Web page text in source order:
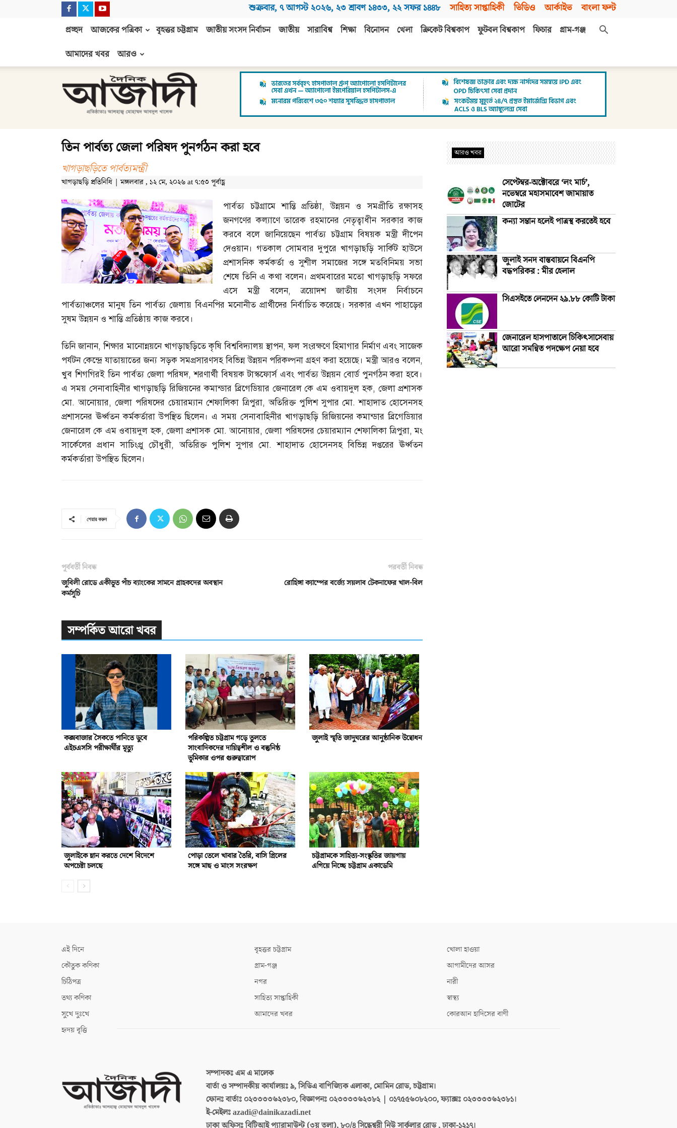
শুক্রবার, ৭ আগস্ট ২০২৬, ২৩ শ্রাবণ ১৪৩৩, ২২ সফর ১৪৪৮ সাহিত্য সাপ্তাহিকী ভিডিও আর্কাইভ বাংলা ফন্ট
প্রচ্ছদ আজকের পত্রিকা বৃহত্তর চট্টগ্রাম জাতীয় সংসদ নির্বাচন জাতীয় সারাবিশ্ব শিক্ষা বিনোদন খেলা ক্রিকেট বিশ্বকাপ ফুটবল বিশ্বকাপ ফিচার
গ্রাম-গঞ্জ
আমাদের খবর
আরও
আজাদী
তিন পার্বত্য জেলা পরিষদ পুনর্গঠন করা হবে
খাগড়াছড়িতে পার্বত্যমন্ত্রী
খাগড়াছড়ি প্রতিনিধি | মঙ্গলবার , ১২ মে, ২০২৬ at ৭:৫৩ পূর্বাহ্ণ
পার্বত্য চট্টগ্রামে শান্তি প্রতিষ্ঠা,উন্নয়ন ও সমপ্রীতি রক্ষাসহ
জনগণের কল্যাণে তারেক রহমানের নেতৃত্বাধীন সরকার কাজ
করবে বলে জানিয়েছেন পার্বত্য চট্টগ্রাম বিষয়ক মন্ত্রী দীপেন
দেওয়ান। গতকাল সোমবার দুপুরে খাগড়াছড়ি সার্কিট হাউসে
প্রশাসনিক কর্মকর্তা ও সুশীল সমাজের সঙ্গে মতবিনিময় সভা
শেষে তিনি এ কথা বলেন। প্রথমবারের মতো খাগড়াছড়ি সফরে
এসে মন্ত্রী বলেন,ত্রয়োদশ জাতীয় সংসদ নির্বাচনে
পার্বত্যাঞ্চলের মানুষ তিন পার্বত্য জেলায় বিএনপির মনোনীত প্রার্থীদের নির্বাচিত করেছে। সরকার এখন পাহাড়ের
সুষম উন্নয়ন ও শান্তি প্রতিষ্ঠায় কাজ করবে।
তিনি জানান,শিক্ষার মানোন্নয়নে খাগড়াছড়িতে কৃষি বিশ্ববিদ্যালয় স্থাপন,ফল সংরক্ষণে হিমাগার নির্মাণ এবং সাজেক
পর্যটন কেন্দ্রে যাতায়াতের জন্য সড়ক সমপ্রসারণসহ বিভিন্ন উন্নয়ন পরিকল্পনা গ্রহণ করা হয়েছে। মন্ত্রী আরও বলেন,
খুব শিগগিরই তিন পার্বত্য জেলা পরিষদ,শরণার্থী বিষয়ক টাস্কফোর্স এবং পার্বত্য উন্নয়ন বোর্ড পুনর্গঠন করা হবে।
এ সময় সেনাবাহিনীর খাগড়াছড়ি রিজিয়নের কমান্ডার ব্রিগেডিয়ার জেনারেল কে এম ওবায়দুল হক, জেলা প্রশাসক
মো.আনোয়ার, জেলা পরিষদের চেয়ারম্যান শেফালিকা ত্রিপুরা,অতিরিক্ত পুলিশ সুপার মো.শাহাদাত হোসেনসহ
প্রশাসনের ঊর্ধ্বতন কর্মকর্তারা উপস্থিত ছিলেন। এ সময় সেনাবাহিনীর খাগড়াছড়ি রিজিয়নের কমান্ডার ব্রিগেডিয়ার
জেনারেল কে এম ওবায়দুল হক, জেলা প্রশাসক মো.আনোয়ার,জেলা পরিষদের চেয়ারম্যান শেফালিকা ত্রিপুরা,মং
সার্কেলের প্রধান সাচিংপ্রু চৌধুরী,অতিরিক্ত পুলিশ সুপার মো.শাহাদাত হোসেনসহ বিভিন্ন দপ্তরের ঊর্ধ্বতন
কর্মকর্তারা উপস্থিত ছিলেন।
শেয়ার করুন
পূর্ববর্তী নিবন্ধ
জুবিলী রোডে একীভূত পাঁচ ব্যাংকের সামনে গ্রাহকদের অবস্থান
কর্মসূচি
পরবর্তী নিবন্ধ
রোহিঙ্গা ক্যাম্পের বর্জ্যে সয়লাব টেকনাফের খাল-বিল
সম্পর্কিত আরো খবর
কক্সবাজার সৈকতে পানিতে ডুবে
এইচএসসি পরীক্ষার্থীর মৃত্যু
পরিকল্পিত চট্টগ্রাম গড়ে তুলতে
সাংবাদিকদের দায়িত্বশীল ও বস্তুনিষ্ঠ
ভূমিকার ওপর গুরুত্বারোপ
জুলাই স্মৃতি জাদুঘরের আনুষ্ঠানিক উদ্বোধন
জুলাইকে ম্লান করতে দেশে বিদেশে
অপচেষ্টা চলছে
পোড়া তেলে খাবার তৈরি, বাসি গ্রিলের
সঙ্গে মাছ ও মাংস সংরক্ষণ
চট্টগ্রামকে সাহিত্য-সংস্কৃতির জায়গায়
এগিয়ে নিচ্ছে চট্টগ্রাম একাডেমি
আরও খবর
সেপ্টেম্বর-অক্টোবরে ‘লং মার্চ’,
নভেম্বরে মহাসমাবেশ জামায়াত
জোটের
কন্যা সন্তান হলেই পাত্রস্থ করতেই হবে
জুলাই সনদ বাস্তবায়নে বিএনপি
বদ্ধপরিকর : মীর হেলাল
সিএসইতে লেনদেন ২৯.৮৮ কোটি টাকা
জেনারেল হাসপাতালে চিকিৎসাসেবায়
আরো সমন্বিত পদক্ষেপ নেয়া হবে
এই দিনে
কৌতুক কণিকা
চিঠিপত্র
তথ্য কণিকা
সুখে দুঃখে
হৃদয় বৃত্তি
বৃহত্তর চট্টগ্রাম
গ্রাম-গঞ্জ
নগর
সাহিত্য সাপ্তাহিকী
আমাদের খবর
খোলা হাওয়া
আগামীদের আসর
নারী
স্বাস্থ্য
কোরআন হাদিসের বাণী
সম্পাদকঃএম এ মালেক
বার্তা ও সম্পাদকীয় কার্যালয়ঃ৯, সিডিএ বাণিজ্যিক এলাকা, মোমিন রোড, চট্টগ্রাম।
ফোনঃ বার্তাঃ ০২৩৩৩৩৬২৩৮০, বিজ্ঞাপনঃ ০২৩৩৩৩৬২৩৮২ | ০১৭৫৫৬০৮২০০, ফ্যাক্সঃ ০২৩৩৩৩৬২৩৮১।
ই-মেইলঃazadi@dainikazadi.net
ঢাকা অফিসঃবিটিআই প্যারামাউন্ট (৩য় তলা), ৮০/৪ সিদ্ধেশ্বরী নিউ সার্কুলার রোড , ঢাকা-১২১৭।